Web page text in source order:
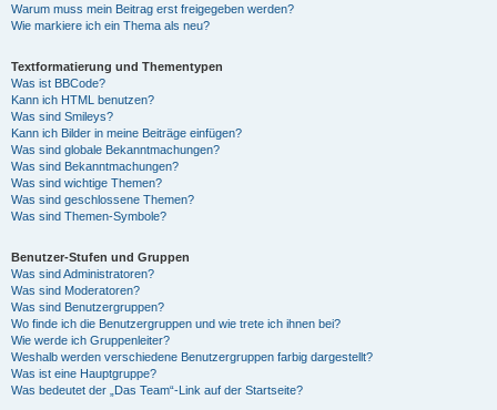
Warum muss mein Beitrag erst freigegeben werden?
Wie markiere ich ein Thema als neu?
Textformatierung und Thementypen
Was ist BBCode?
Kann ich HTML benutzen?
Was sind Smileys?
Kann ich Bilder in meine Beiträge einfügen?
Was sind globale Bekanntmachungen?
Was sind Bekanntmachungen?
Was sind wichtige Themen?
Was sind geschlossene Themen?
Was sind Themen-Symbole?
Benutzer-Stufen und Gruppen
Was sind Administratoren?
Was sind Moderatoren?
Was sind Benutzergruppen?
Wo finde ich die Benutzergruppen und wie trete ich ihnen bei?
Wie werde ich Gruppenleiter?
Weshalb werden verschiedene Benutzergruppen farbig dargestellt?
Was ist eine Hauptgruppe?
Was bedeutet der „Das Team“-Link auf der Startseite?